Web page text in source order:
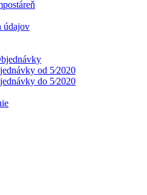
údajov
od 5⁄2020
do 5⁄2020